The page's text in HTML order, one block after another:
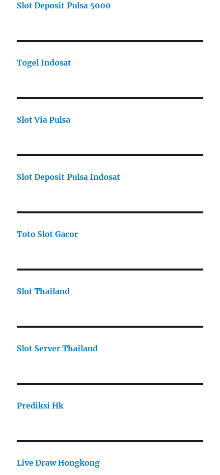
Slot Deposit Pulsa 5000
Togel Indosat
Slot Via Pulsa
Slot Deposit Pulsa Indosat
Toto Slot Gacor
Slot Thailand
Slot Server Thailand
Prediksi Hk
Live Draw Hongkong